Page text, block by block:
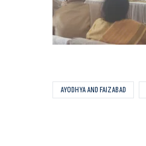
AYODHYA AND FAIZABAD